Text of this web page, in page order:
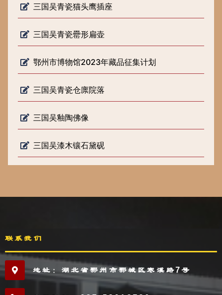
三国吴青瓷猫头鹰插座
三国吴青瓷罍形扁壶
鄂州市博物馆2023年藏品征集计划
三国吴青瓷仓廪院落
三国吴釉陶佛像
三国吴漆木镶石黛砚
联系我们
地址：湖北省鄂州市鄂城区寒溪路7号